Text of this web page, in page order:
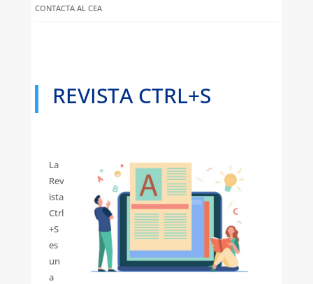
CONTACTA AL CEA
REVISTA CTRL+S
La
Rev
ista
Ctrl
+S
es
un
a